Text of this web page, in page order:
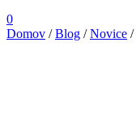
0
Domov /Blog /Novice /